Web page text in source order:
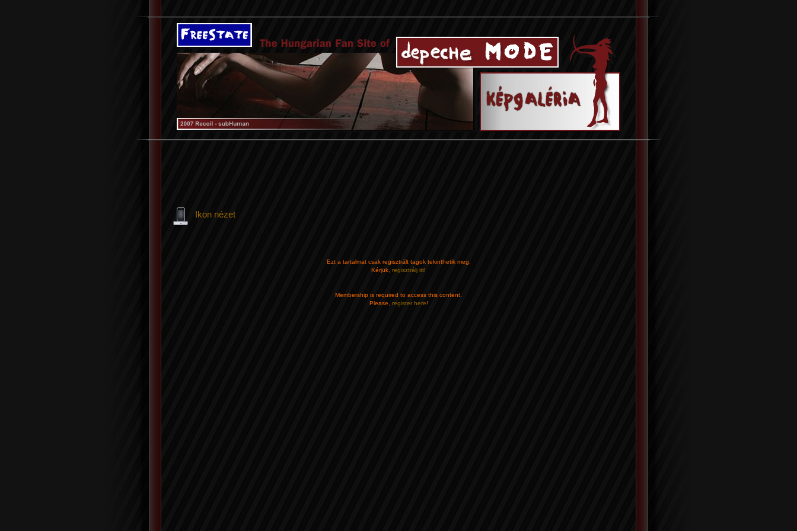
Ikon nézet
Ezt a tartalmat csak regisztrált tagok tekinthetik meg.
Kérjük, regisztrálj itt!
Membership is required to access this content.
Please, register here!